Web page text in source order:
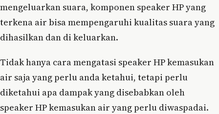
mengeluarkan suara, komponen speaker HP yang
terkena air bisa mempengaruhi kualitas suara yang
dihasilkan dan di keluarkan.
Tidak hanya cara mengatasi speaker HP kemasukan
air saja yang perlu anda ketahui, tetapi perlu
diketahui apa dampak yang disebabkan oleh
speaker HP kemasukan air yang perlu diwaspadai.